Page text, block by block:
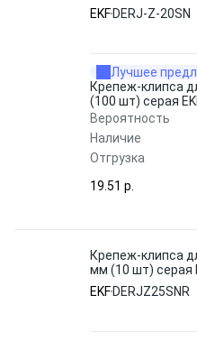
EKF DERJ-Z-20SN
Лучшее
Крепеж-клипса
(100 шт) серая
Вероятность
Наличие
Отгрузка
19.51 p.
Крепеж-клипса
мм (10 шт) серая
EKF DERJZ25SNR